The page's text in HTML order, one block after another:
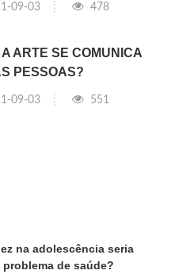
09-03 478
A ARTE SE COMUNICA
PESSOAS?
09-03 551
na adolescência seria
de saúde?